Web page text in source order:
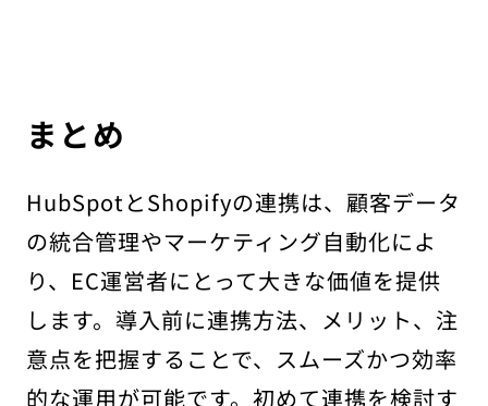
まとめ
HubSpotとShopifyの連携は、顧客データ
の統合管理やマーケティング自動化によ
り、EC運営者にとって大きな価値を提供
します。導入前に連携方法、メリット、注
意点を把握することで、スムーズかつ効率
的な運用が可能です。初めて連携を検討す